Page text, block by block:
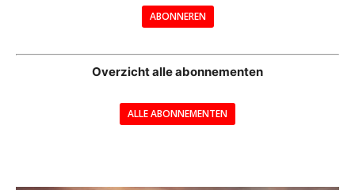
ABONNEREN
Overzicht alle abonnementen
ALLE ABONNEMENTEN